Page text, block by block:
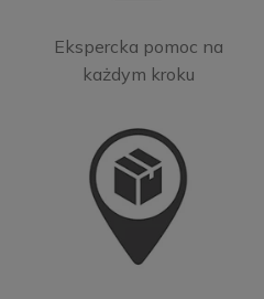
Ekspercka pomoc na
każdym kroku